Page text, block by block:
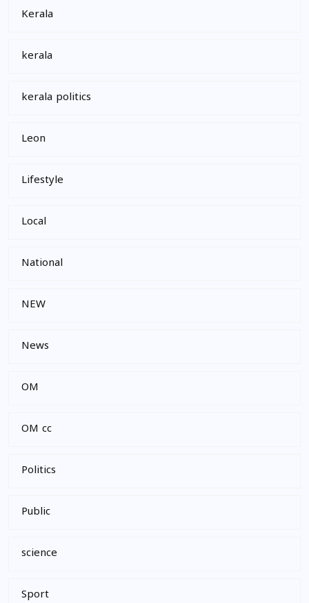
Kerala
kerala
kerala politics
Leon
Lifestyle
Local
National
NEW
News
OM
OM cc
Politics
Public
science
Sport